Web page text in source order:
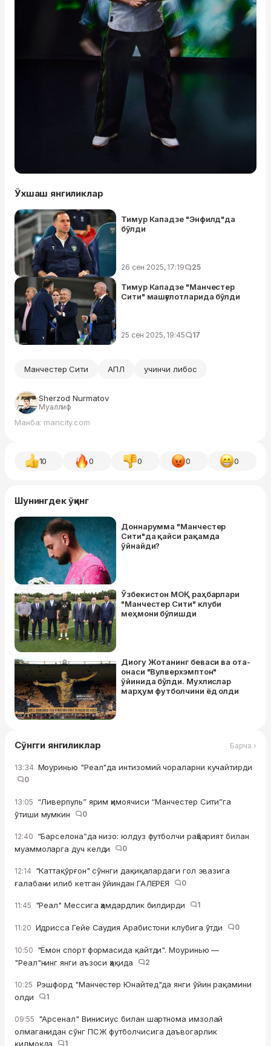
Ўхшаш янгиликлар
Тимур Кападзе "Энфилд"да
бўлди
26 сен 2025, 17:19 25
Тимур Кападзе "Манчестер
Сити" машғулотларида бўлди
25 сен 2025, 19:45 17
Манчестер Сити АПЛ учинчи либос
Sherzod Nurmatov
Муаллиф
Манба: mancity.com
10 0 0 0 0
Шунингдек ўқинг
Доннарумма "Манчестер
Сити"да қайси рақамда
ўйнайди?
Ўзбекистон МОҚ раҳбарлари
"Манчестер Сити" клуби
меҳмони бўлишди
Диогу Жотанинг беваси ва ота-
онаси "Вулверхэмптон"
ўйинида бўлди. Мухлислар
марҳум футболчини ёд олди
Сўнгги янгиликлар Барча ›
13:34 Моуринью "Реал"да интизомий чораларни кучайтирди
0
13:05 “Ливерпуль” ярим ҳимоячиси “Манчестер Сити”га
ўтиши мумкин
0
12:40 “Барселона”да низо: юлдуз футболчи раҳбарият билан
муаммоларга дуч келди
0
12:14 "Каттақўрғон" сўннги дақиқалардаги гол эвазига
ғалабани илиб кетган ўйиндан ГАЛЕРЕЯ
0
11:45 "Реал" Мессига ҳамдардлик билдирди 1
11:20 Идрисса Гейе Саудия Арабистони клубига ўтди 0
10:50 "Ёмон спорт формасида қайтди". Моуринью —
"Реал"нинг янги аъзоси ҳақида
2
10:25 Рэшфорд "Манчестер Юнайтед"да янги ўйин рақамини
олди
1
09:55 "Арсенал" Винисиус билан шартнома имзолай
олмаганидан сўнг ПСЖ футболчисига даъвогарлик
қилмоқда
1